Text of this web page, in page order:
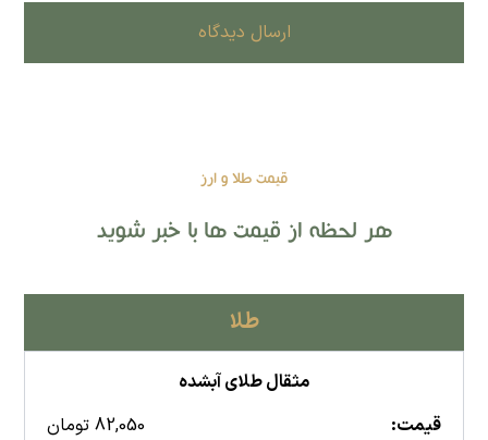
ارسال دیدگاه
قیمت طلا و ارز
هر لحظه از قیمت ها با خبر شوید
طلا
مثقال طلای آبشده
قیمت:
82,050 تومان